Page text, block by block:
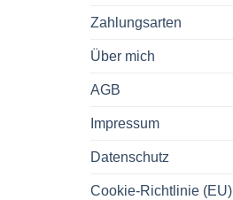
Zahlungsarten
Über mich
AGB
Impressum
Datenschutz
Cookie-Richtlinie (EU)